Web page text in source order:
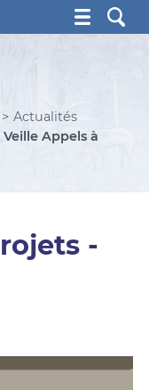
Martin, Saint
Actualités
Veille Appels à
-